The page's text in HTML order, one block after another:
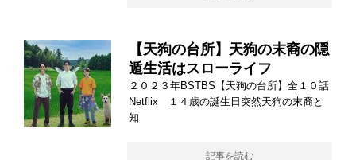
【天狗の台所】天狗の末裔の隠
遁生活はスローライフ
２０２３年BSTBS【天狗の台所】全１０話
Netflix １４歳の誕生日突然天狗の末裔と
知
記事を読む